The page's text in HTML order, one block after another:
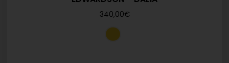
340,00€